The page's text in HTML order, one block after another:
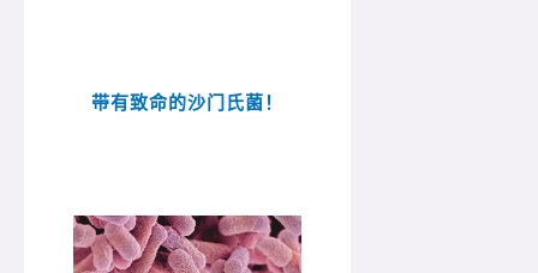
带有致命的沙门氏菌！